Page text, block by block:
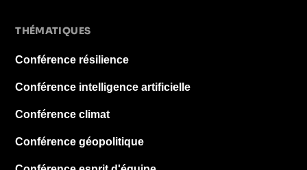
THÉMATIQUES
Conférence résilience
Conférence intelligence artificielle
Conférence climat
Conférence géopolitique